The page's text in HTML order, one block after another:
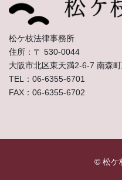
松ケ枝法律事務所
住所：〒 530-0044
大阪市北区東天満2-6-7 南森
TEL：06-6355-6701
FAX：06-6355-6702
© 松ケ